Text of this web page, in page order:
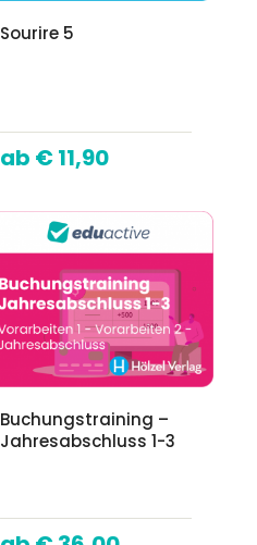
Sourire 5
€ 11,90
Buchungstraining –
Jahresabschluss 1-3